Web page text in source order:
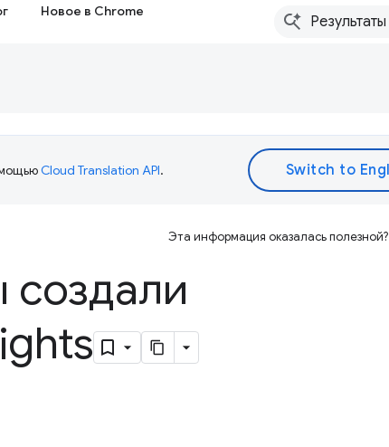
Новое в Chrome
Cloud Translation API.
Эта информация оказалась полезной?
создали